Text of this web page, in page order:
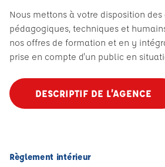
Nous mettons à votre disposition
pédagogiques, techniques et
nos offres de formation et en y
prise en compte d'un public en
DESCRIPTIF DE L’AGENCE
Règlement intérieur